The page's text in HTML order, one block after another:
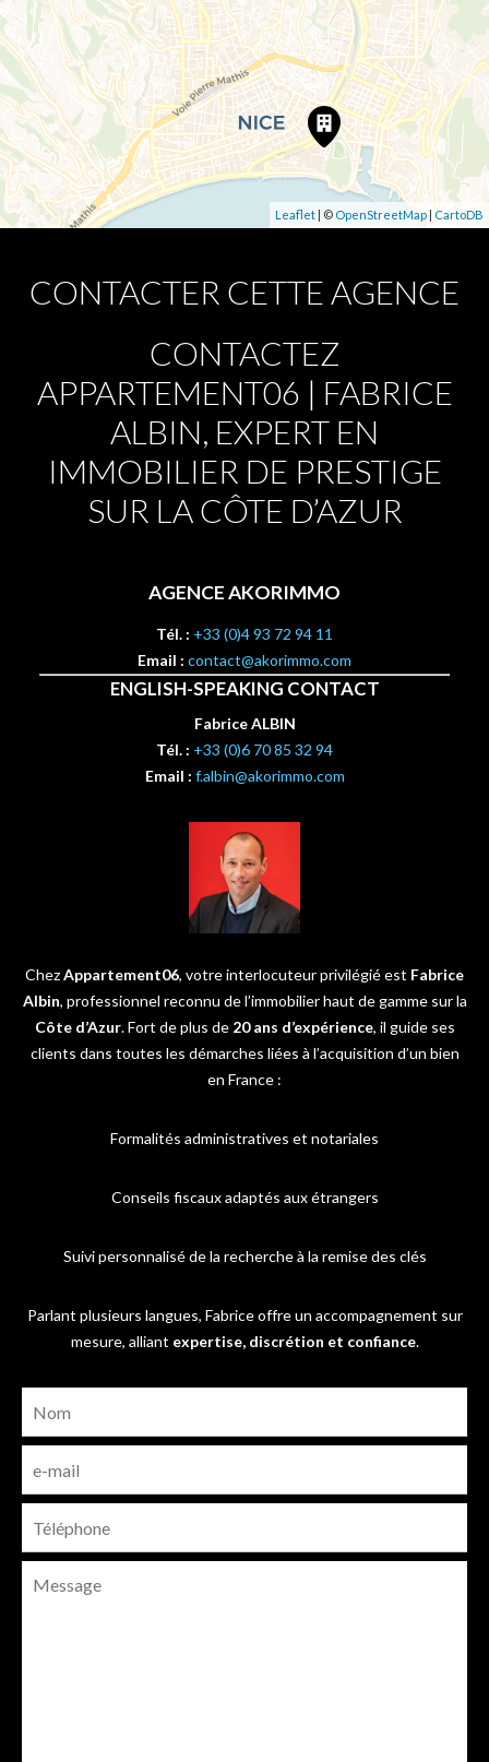
Leaflet | © OpenStreetMap | CartoDB
CONTACTER CETTE AGENCE
CONTACTEZ
APPARTEMENT06 | FABRICE
ALBIN, EXPERT EN
IMMOBILIER DE PRESTIGE
SUR LA CÔTE D’AZUR
AGENCE AKORIMMO
Tél. : +33 (0)4 93 72 94 11
Email : contact@akorimmo.com
ENGLISH-SPEAKING CONTACT
Fabrice ALBIN
Tél. : +33 (0)6 70 85 32 94
Email : f.albin@akorimmo.com
ChezAppartement06, votre interlocuteur privilégié est Fabrice
Albin, professionnel reconnu de l’immobilier haut de gamme sur la
Côte d’Azur. Fort de plus de 20 ans d’expérience, il guide ses
clients dans toutes les démarches liées à l’acquisition d’un bien
en France :
Formalités administratives et notariales
Conseils fiscaux adaptés aux étrangers
Suivi personnalisé de la recherche à la remise des clés
Parlant plusieurs langues, Fabrice offre un accompagnement sur
mesure, alliant expertise, discrétion et confiance.